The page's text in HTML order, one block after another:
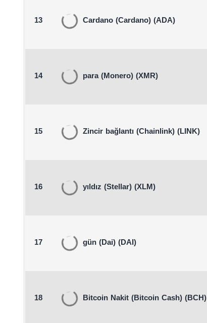
13 Cardano (Cardano) (ADA)
14 para (Monero) (XMR)
15 Zincir bağlantı (Chainlink) (LINK)
16 yıldız (Stellar) (XLM)
17 gün (Dai) (DAI)
18 Bitcoin Nakit (Bitcoin Cash) (BCH)